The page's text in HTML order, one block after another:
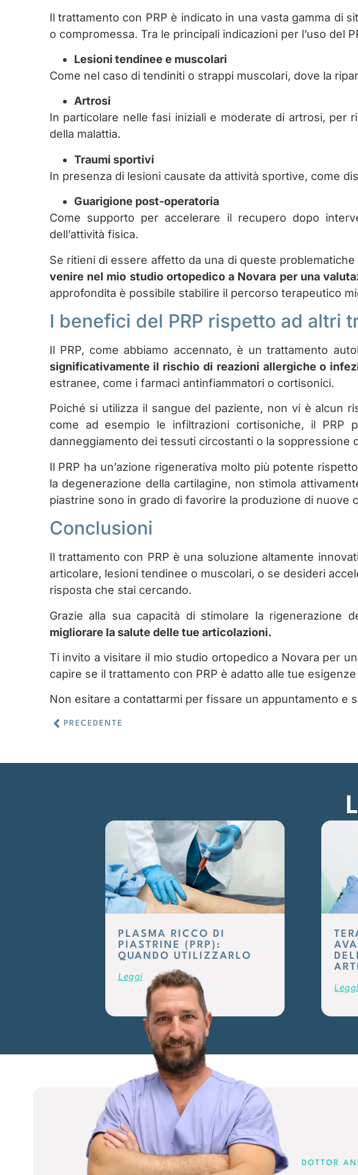
Il trattamento con PRP è indicato in una vasta gamma di
o compromessa. Tra le principali indicazioni per l’uso del
Lesioni tendinee e muscolari
Come nel caso di tendiniti o strappi muscolari, dove la
Artrosi
In particolare nelle fasi iniziali e moderate di artrosi, per
della malattia.
Traumi sportivi
In presenza di lesioni causate da attività sportive, come
Guarigione post-operatoria
Come supporto per accelerare il recupero dopo
dell’attività fisica.
Se ritieni di essere affetto da una di queste
venire nel mio studio ortopedico a Novara per una
approfondita è possibile stabilire il percorso terapeutico
I benefici del PRP rispetto ad altri
Il PRP, come abbiamo accennato, è un trattamento
significativamente il rischio di reazioni allergiche o
estranee, come i farmaci antinfiammatori o cortisonici.
Poiché si utilizza il sangue del paziente, non vi è alcun
come ad esempio le infiltrazioni cortisoniche, il PRP
danneggiamento dei tessuti circostanti o la soppressione
Il PRP ha un’azione rigenerativa molto più potente
la degenerazione della cartilagine, non stimola
piastrine sono in grado di favorire la produzione di nuove
Conclusioni
Il trattamento con PRP è una soluzione altamente
articolare, lesioni tendinee o muscolari, o se desideri
risposta che stai cercando.
Grazie alla sua capacità di stimolare la rigenerazione
migliorare la salute delle tue articolazioni.
Ti invito a visitare il mio studio ortopedico a Novara per
capire se il trattamento con PRP è adatto alle tue
Non esitare a contattarmi per fissare un appuntamento e
PRECEDENTE
PLASMA RICCO DI
PIASTRINE (PRP):
QUANDO UTILIZZARLO
Leggi
Leggi
DOTTOR